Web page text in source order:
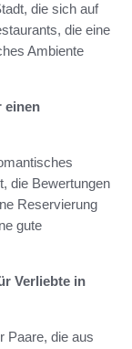
die sich auf
die eine
Ambiente
einen
die Bewertungen
Reservierung
gute
Verliebte in
Paare, die aus